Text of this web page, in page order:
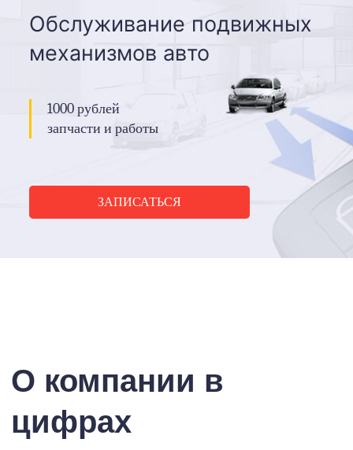
Обслуживание подвижных
механизмов авто
1000 рублей
запчасти и работы
ЗАПИСАТЬСЯ
О компании в
цифрах